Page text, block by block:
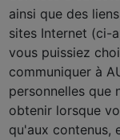
ainsi que des
sites Internet (ci-
vous puissiez
communiquer à
personnelles que
obtenir lorsque
qu'aux contenus,